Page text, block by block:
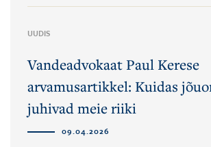
UUDIS
Vandeadvokaat Paul Kerese
arvamusartikkel: Kuidas
juhivad meie riiki
09.04.2026